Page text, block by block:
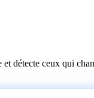
détecte ceux qui